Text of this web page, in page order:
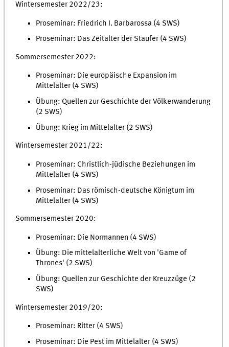
Wintersemester 2022/23:
Proseminar: Friedrich I. Barbarossa (4 SWS)
Proseminar: Das Zeitalter der Staufer (4 SWS)
Sommersemester 2022:
Proseminar: Die europäische Expansion im
Mittelalter (4 SWS)
Übung: Quellen zur Geschichte der Völkerwanderung
(2 SWS)
Übung: Krieg im Mittelalter (2 SWS)
Wintersemester 2021/22:
Proseminar: Christlich-jüdische Beziehungen im
Mittelalter (4 SWS)
Proseminar: Das römisch-deutsche Königtum im
Mittelalter (4 SWS)
Sommersemester 2020:
Proseminar: Die Normannen (4 SWS)
Übung: Die mittelalterliche Welt von 'Game of
Thrones' (2 SWS)
Übung: Quellen zur Geschichte der Kreuzzüge (2
SWS)
Wintersemester 2019/20:
Proseminar: Ritter (4 SWS)
Proseminar: Die Pest im Mittelalter (4 SWS)